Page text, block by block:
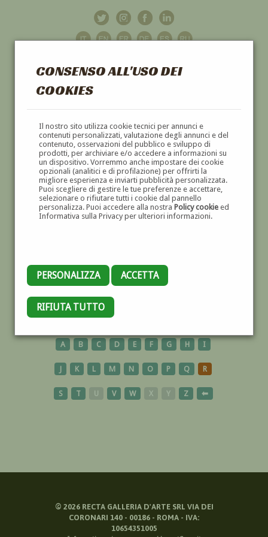
CONSENSO ALL'USO DEI
COOKIES
Il nostro sito utilizza cookie tecnici per annunci e
contenuti personalizzati, valutazione degli annunci e del
contenuto, osservazioni del pubblico e sviluppo di
prodotti, per archiviare e/o accedere a informazioni su
un dispositivo. Vorremmo anche impostare dei cookie
opzionali (analitici e di profilazione) per offrirti la
migliore esperienza e inviarti pubblicità personalizzata.
Puoi scegliere di gestire le tue preferenze e accettare,
selezionare o rifiutare tutti i cookie dal pannello
personalizza. Puoi accedere alla nostra Policy cookieed
Informativa sulla Privacy per ulteriori informazioni.
PERSONALIZZA ACCETTA
RIFIUTA TUTTO
GALLERIAD'ARTE
DIPINTI E SCULTURE '800 E '900
RAVENNA
A B C D E F G H I
J K L M N O P Q R
S T U V W X Y Z ⬅
© 2026RECTA GALLERIA D'ARTE SRL VIA DEI
CORONARI 140 - 00186 - ROMA - IVA:
10654351005